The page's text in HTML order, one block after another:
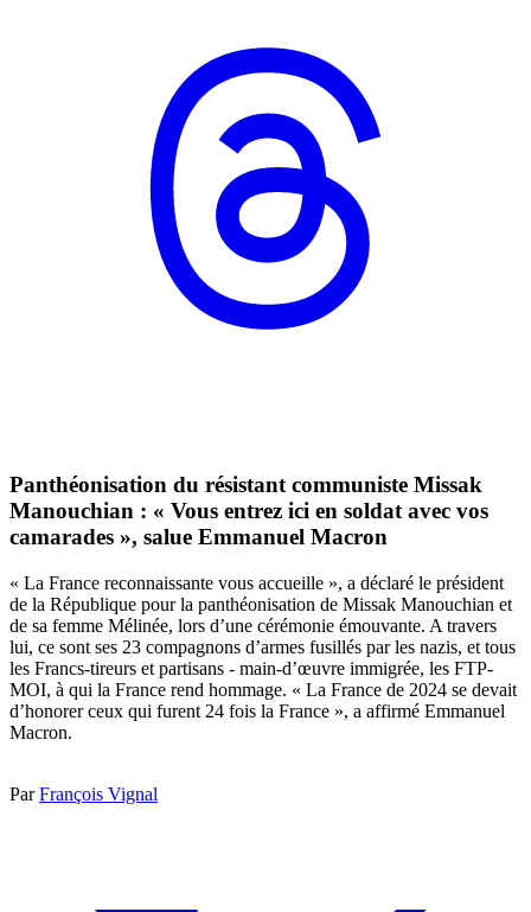
Panthéonisation du résistant communiste Missak
Manouchian : « Vous entrez ici en soldat avec vos
camarades », salue Emmanuel Macron
« La France reconnaissante vous accueille », a déclaré le président
de la République pour la panthéonisation de Missak Manouchian et
de sa femme Mélinée, lors d’une cérémonie émouvante. A travers
lui, ce sont ses 23 compagnons d’armes fusillés par les nazis, et tous
les Francs-tireurs et partisans - main-d’œuvre immigrée, les FTP-
MOI, à qui la France rend hommage. « La France de 2024 se devait
d’honorer ceux qui furent 24 fois la France », a affirmé Emmanuel
Macron.
ParFrançois Vignal